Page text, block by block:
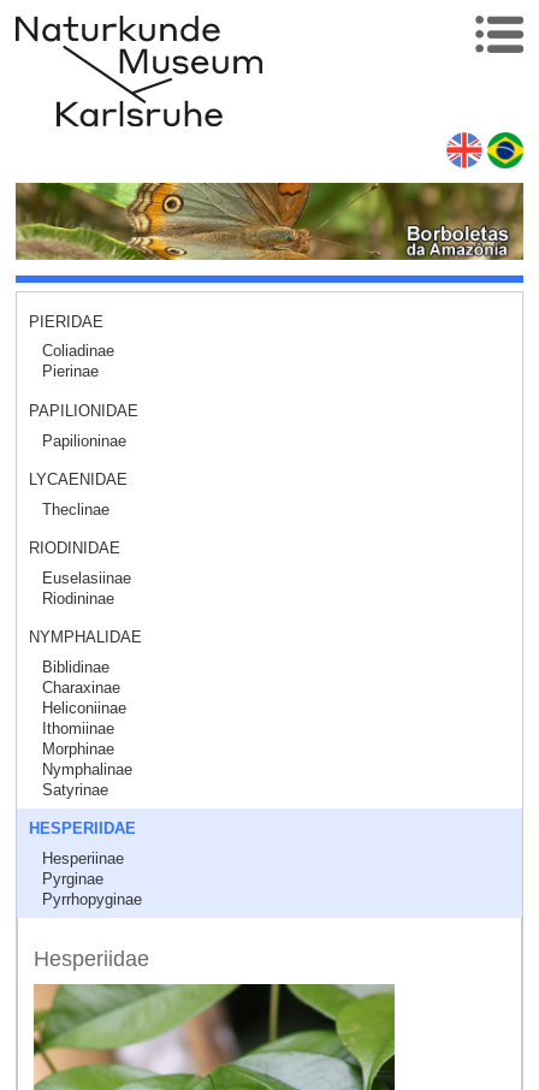
PIERIDAE
Coliadinae
Pierinae
PAPILIONIDAE
Papilioninae
LYCAENIDAE
Theclinae
RIODINIDAE
Euselasiinae
Riodininae
NYMPHALIDAE
Biblidinae
Charaxinae
Heliconiinae
Ithomiinae
Morphinae
Nymphalinae
Satyrinae
HESPERIIDAE
Hesperiinae
Pyrginae
Pyrrhopyginae
Hesperiidae